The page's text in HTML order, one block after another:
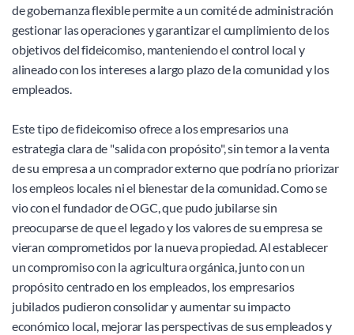
de gobernanza flexible permite a un comité de administración
gestionar las operaciones y garantizar el cumplimiento de los
objetivos del fideicomiso, manteniendo el control local y
alineado con los intereses a largo plazo de la comunidad y los
empleados.
Este tipo de fideicomiso ofrece a los empresarios una
estrategia clara de "salida con propósito", sin temor a la venta
de su empresa a un comprador externo que podría no priorizar
los empleos locales ni el bienestar de la comunidad. Como se
vio con el fundador de OGC, que pudo jubilarse sin
preocuparse de que el legado y los valores de su empresa se
vieran comprometidos por la nueva propiedad. Al establecer
un compromiso con la agricultura orgánica, junto con un
propósito centrado en los empleados, los empresarios
jubilados pudieron consolidar y aumentar su impacto
económico local, mejorar las perspectivas de sus empleados y